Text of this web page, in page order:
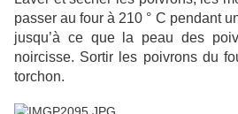
passer au four à 210 ° C pendant
jusqu’à ce que la peau des
noircisse. Sortir les poivrons du
torchon.